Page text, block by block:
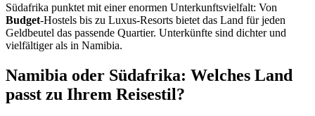
Südafrika punktet mit einer enormen Unterkunftsvielfalt: Von
Budget-Hostels bis zu Luxus-Resorts bietet das Land für jeden
Geldbeutel das passende Quartier. Unterkünfte sind dichter und
vielfältiger als in Namibia.
Namibia oder Südafrika: Welches Land
passt zu Ihrem Reisestil?